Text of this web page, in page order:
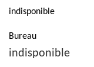
indisponible
Bureau
indisponible